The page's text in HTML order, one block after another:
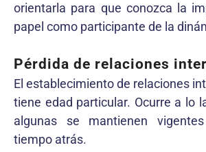
orientarla para que conozca la
papel como participante de la
Pérdida de relaciones
El establecimiento de relaciones
tiene edad particular. Ocurre a lo
algunas se mantienen
tiempo atrás.